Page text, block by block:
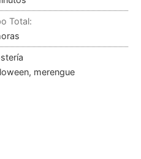
Total:
merengue